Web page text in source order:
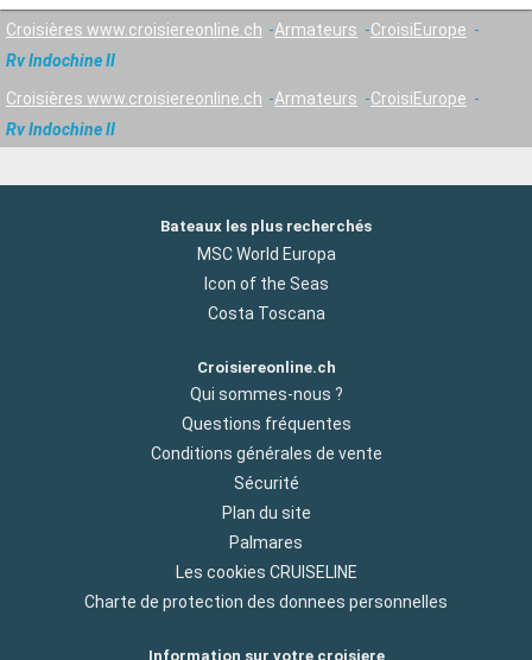
Croisières www.croisiereonline.ch Armateurs
CroisiEurope
Rv Indochine II
Croisières www.croisiereonline.ch Armateurs
CroisiEurope
Rv Indochine II
Bateaux les plus recherchés
MSC World Europa
Icon of the Seas
Costa Toscana
Croisiereonline.ch
Qui sommes-nous ?
Questions fréquentes
Conditions générales de vente
Sécurité
Plan du site
Palmares
Les cookies CRUISELINE
Charte de protection des donnees personnelles
Information sur votre croisiere